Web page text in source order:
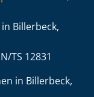
in Billerbeck,
TS 12831
in Billerbeck,